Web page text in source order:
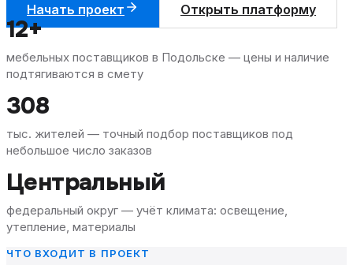
Начать проект Открыть платформу
12+
мебельных поставщиков в Подольске — цены и наличие
подтягиваются в смету
308
тыс. жителей — точный подбор поставщиков под
небольшое число заказов
Центральный
федеральный округ — учёт климата: освещение,
утепление, материалы
ЧТО ВХОДИТ В ПРОЕКТ